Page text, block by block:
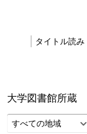
タイトル読み
大学図書館所蔵
すべての地域